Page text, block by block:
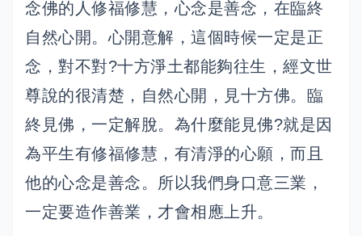
念佛的人修福修慧，心念是善念，在臨終
自然心開。心開意解，這個時候一定是正
念，對不對?十方淨土都能夠往生，經文世
尊說的很清楚，自然心開，見十方佛。臨
終見佛，一定解脫。為什麼能見佛?就是因
為平生有修福修慧，有清淨的心願，而且
他的心念是善念。所以我們身口意三業，
一定要造作善業，才會相應上升。